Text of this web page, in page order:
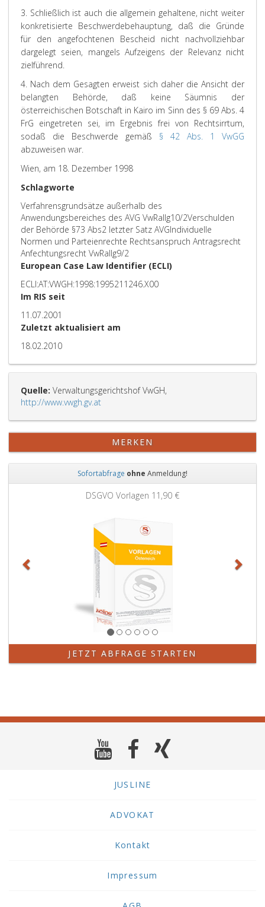
3. Schließlich ist auch die allgemein gehaltene, nicht weiter
konkretisierte Beschwerdebehauptung, daß die Gründe
für den angefochtenen Bescheid nicht nachvollziehbar
dargelegt seien, mangels Aufzeigens der Relevanz nicht
zielführend.
4. Nach dem Gesagten erweist sich daher die Ansicht der
belangten Behörde, daß keine Säumnis der
österreichischen Botschaft in Kairo im Sinn des § 69 Abs. 4
FrG eingetreten sei, im Ergebnis frei von Rechtsirrtum,
sodaß die Beschwerde gemäß § 42 Abs. 1 VwGG
abzuweisen war.
Wien, am 18. Dezember 1998
Schlagworte
Verfahrensgrundsätze außerhalb des
Anwendungsbereiches des AVG VwRallg10/2Verschulden
der Behörde §73 Abs2 letzter Satz AVGIndividuelle
Normen und Parteienrechte Rechtsanspruch Antragsrecht
Anfechtungsrecht VwRallg9/2
European Case Law Identifier (ECLI)
ECLI:AT:VWGH:1998:1995211246.X00
Im RIS seit
11.07.2001
Zuletzt aktualisiert am
18.02.2010
Quelle: Verwaltungsgerichtshof VwGH,
http://www.vwgh.gv.at
MERKEN
Sofortabfrage ohne Anmeldung!
Grundbuchauszug
JETZT ABFRAGE STARTEN
JUSLINE
ADVOKAT
Kontakt
Impressum